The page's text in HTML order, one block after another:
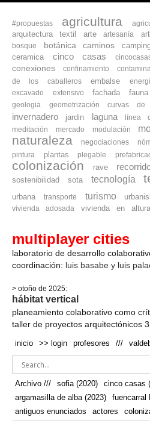
#propuestas agricultura
arquitectura textil
arte artesanía
bosque
botánica caminos
ceramica cinco casas
conexiones
confinamiento
de los caballeros embalse
excavado
extensivo fachada fauna
geologia
geometrización curvas de
invernadero
jardin laguna línea
meditación mercado modulación
naturaleza negociaciones
pintura
plantas plegable
colonización rave
sostenibilidad sota tecnología
urbana
transporte turismo
vivienda adosada vivienda en altura
multiplayer cities
laboratorio de desarrollo
coordinación: luis basabe y luis
> otoño de 2025:
hábitat vertical
planeamiento colaborativo como
taller de proyectos arquitectónicos
inicio >> login profesores ///
Archivo /// sofia (2020) cinco casas
argamasilla de alba (2023)
fuencarral
antiguos enunciados
actores